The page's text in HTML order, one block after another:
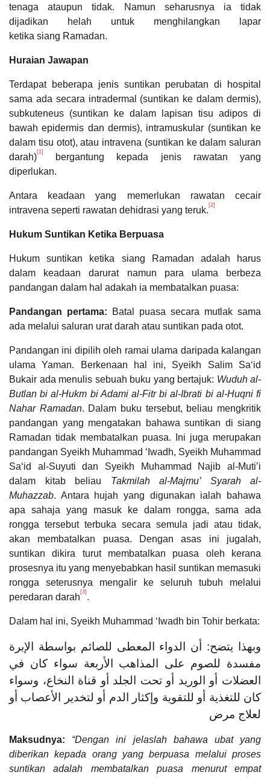
tenaga ataupun tidak. Namun seharusnya ia tidak
dijadikan helah untuk menghilangkan lapar
ketika siang Ramadan.
Huraian Jawapan
Terdapat beberapa jenis suntikan perubatan di hospital
sama ada secara intradermal (suntikan ke dalam dermis),
subkuteneus (suntikan ke dalam lapisan tisu adipos di
bawah epidermis dan dermis), intramuskular (suntikan ke
dalam tisu otot), atau intravena (suntikan ke dalam saluran
darah)[1]
bergantung kepada jenis rawatan yang
diperlukan.
Antara keadaan yang memerlukan rawatan cecair
intravena seperti rawatan dehidrasi yang teruk. [2]
Hukum Suntikan Ketika Berpuasa
Hukum suntikan ketika siang Ramadan adalah harus
dalam keadaan darurat namun para ulama berbeza
pandangan dalam hal adakah ia membatalkan puasa:
Pandangan pertama: Batal puasa secara mutlak sama
ada melalui saluran urat darah atau suntikan pada otot.
Pandangan ini dipilih oleh ramai ulama daripada kalangan
ulama Yaman. Berkenaan hal ini, Syeikh Salim Sa‘id
Bukair ada menulis sebuah buku yang bertajuk: Wuduh al-
Butlan bi al-Hukm bi Adami al-Fitr bi al-Ibrati bi al-Huqni fi
Nahar Ramadan. Dalam buku tersebut, beliau mengkritik
pandangan yang mengatakan bahawa suntikan di siang
Ramadan tidak membatalkan puasa. Ini juga merupakan
pandangan Syeikh Muhammad ‘Iwadh, Syeikh Muhammad
Sa‘id al-Suyuti dan Syeikh Muhammad Najib al-Muti’i
dalam kitab beliau Takmilah al-Majmu’ Syarah al-
Muhazzab. Antara hujah yang digunakan ialah bahawa
apa sahaja yang masuk ke dalam rongga, sama ada
rongga tersebut terbuka secara semula jadi atau tidak,
akan membatalkan puasa. Dengan asas ini jugalah,
suntikan dikira turut membatalkan puasa oleh kerana
prosesnya itu yang menyebabkan hasil suntikan memasuki
rongga seterusnya mengalir ke seluruh tubuh melalui
peredaran darah [3] .
Dalam hal ini, Syeikh Muhammad ‘Iwadh bin Tohir berkata:
وبهذا يتضح: أن الدواء المعطى للصائم بواسطة الإبرة
مفسدة للصوم على المذاهب الأربعة سواء كان في
العضلات أو الوريد أو تحت الجلد أو قناة النخاع، وسواء
كان للتغذية أو للتقوية وإكثار الدم أو لتخدير الأعصاب أو
لعلاج مرض
Maksudnya:
“Dengan ini jelaslah bahawa ubat yang
diberikan kepada orang yang berpuasa melalui proses
suntikan adalah membatalkan puasa menurut empat